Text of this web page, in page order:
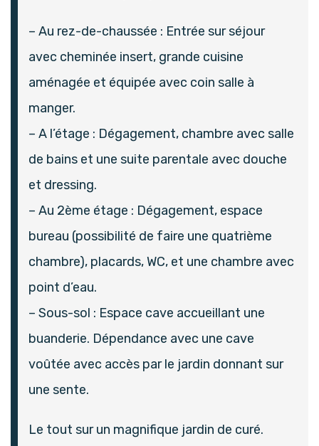
– Au rez-de-chaussée : Entrée sur séjour
avec cheminée insert, grande cuisine
aménagée et équipée avec coin salle à
manger.
– A l’étage : Dégagement, chambre avec salle
de bains et une suite parentale avec douche
et dressing.
– Au 2ème étage : Dégagement, espace
bureau (possibilité de faire une quatrième
chambre), placards, WC, et une chambre avec
point d’eau.
– Sous-sol : Espace cave accueillant une
buanderie. Dépendance avec une cave
voûtée avec accès par le jardin donnant sur
une sente.
Le tout sur un magnifique jardin de curé.